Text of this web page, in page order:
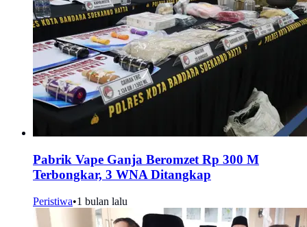
Pabrik Vape Ganja Beromzet Rp 300 M
Terbongkar, 3 WNA Ditangkap
Peristiwa•1 bulan lalu